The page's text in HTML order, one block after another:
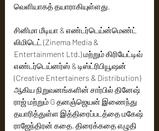
வெளியாகத் தயாராகியுள்ளது.
சினிமா மீடியா & எண்டர்டெய்ன்மெண்ட்
லிமிடெட் (Zinema Media &
Entertainment Ltd.) மற்றும் கிரியேட்டிவ்
எண்டர்டெய்னர்ஸ் & டிஸ்ட்ரிபியூஷன்
(Creative Entertainers & Distribution)
ஆகிய நிறுவனங்களின் சார்பில் தினேஷ்
ராஜ் மற்றும் G தனஞ்ஜெயன் இணைந்து
தயாரித்துள்ள இத்திரைப்படத்தை மகேஷ்
ராஜேந்திரன் கதை, திரைக்கதை எழுதி